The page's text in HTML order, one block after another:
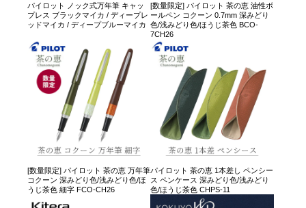
パイロット ノック式万年筆 キャッ
プレス ブラックマイカ / ディープレ
ッドマイカ / ディープブルーマイカ
[数量限定] パイロット 茶の恵 油性ボ
ールペン コクーン 0.7mm 深みどり
色/浅みどり色/ほうじ茶色 BCO-
7CH26
[数量限定] パイロット 茶の恵 万年筆
コクーン 深みどり色/浅みどり色/ほ
うじ茶色 細字 FCO-CH26
パイロット 茶の恵 1本差し ペンシー
ス ペンケース 深みどり色/浅みどり
色/ほうじ茶色 CHPS-11